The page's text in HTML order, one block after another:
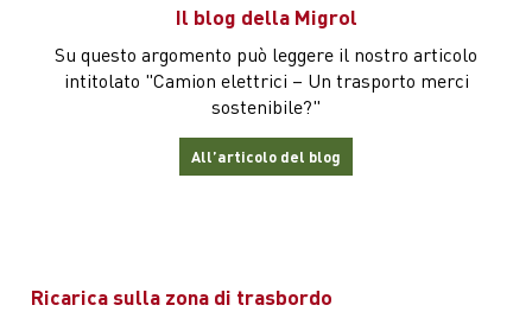
Modello
DC Wallbox con
Pedestal
50 kW
2 DC
EVTEC
Modello
ristretto&charge
120 a 320 kW
fino a 8 metri
Il blog della Migrol
Su questo argomento può leggere il nostro articolo
intitolato "Camion elettrici – Un trasporto merci
sostenibile?"
All’articolo del blog
Ricarica sulla zona di trasbordo